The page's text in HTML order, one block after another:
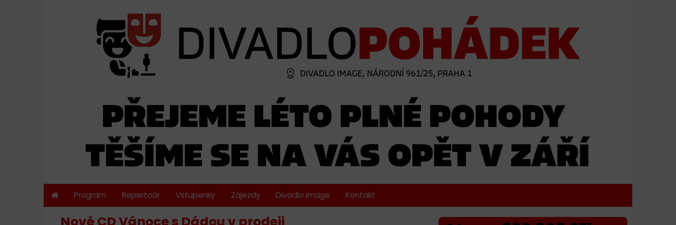
Program Repertoár Vstupenky Zájezdy Divadlo Image Kontakt